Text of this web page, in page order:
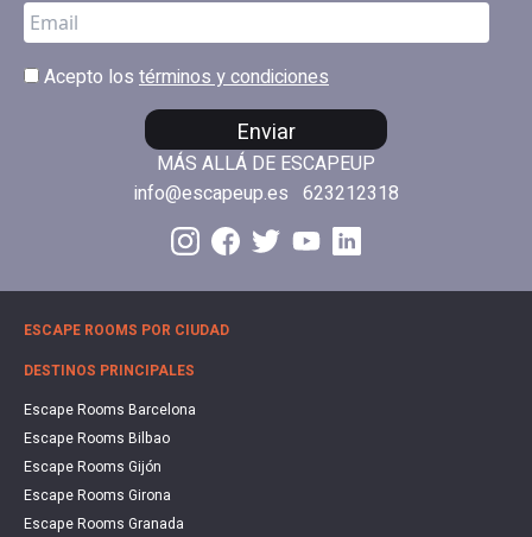
Acepto los términos y condiciones
Enviar
MÁS ALLÁ DE ESCAPEUP
info@escapeup.es 623212318
ESCAPE ROOMS POR CIUDAD
DESTINOS PRINCIPALES
Escape Rooms Barcelona
Escape Rooms Bilbao
Escape Rooms Gijón
Escape Rooms Girona
Escape Rooms Granada